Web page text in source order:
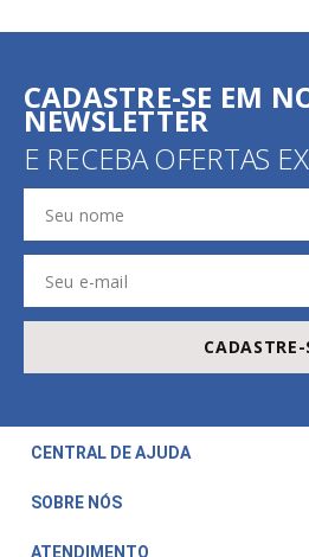
CADASTRE-SE EM
NEWSLETTER
E RECEBA OFERTAS
CADASTRE-
CENTRAL DE AJUDA
Central de Atendimento
SOBRE NÓS
ATENDIMENTO